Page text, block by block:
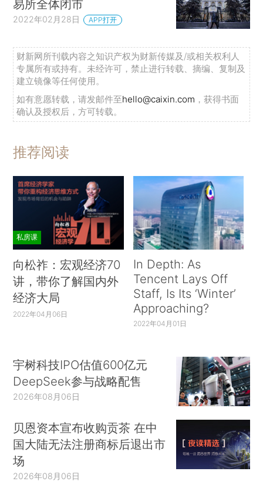
易所全体闭市
2022年02月28日 APP打开
财新网所刊载内容之知识产权为财新传媒及/或相关权利人
专属所有或持有。未经许可，禁止进行转载、摘编、复制及
建立镜像等任何使用。
如有意愿转载，请发邮件至hello@caixin.com ，获得书面
确认及授权后，方可转载。
推荐阅读
私房课
向松祚：宏观经济70
讲，带你了解国内外
经济大局
2022年04月06日
In Depth: As
Tencent Lays Off
Staff, Is Its ‘Winter’
Approaching?
2022年04月01日
宇树科技IPO估值600亿元
DeepSeek参与战略配售
2026年08月06日
贝恩资本宣布收购贡茶 在中
国大陆无法注册商标后退出市
场
2026年08月06日